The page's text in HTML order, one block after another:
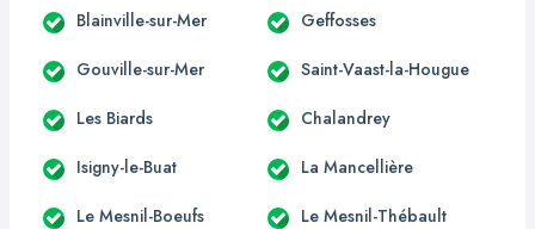
Blainville-sur-Mer Geffosses
Gouville-sur-Mer Saint-Vaast-la-Hougue
Les Biards Chalandrey
Isigny-le-Buat La Mancellière
Le Mesnil-Boeufs Le Mesnil-Thébault